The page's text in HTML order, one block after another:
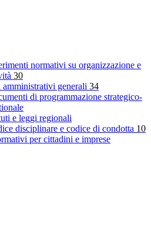
normativi su organizzazione e
30
generali 34
di programmazione strategico-
e leggi regionali
disciplinare e codice di condotta 10
per cittadini e imprese